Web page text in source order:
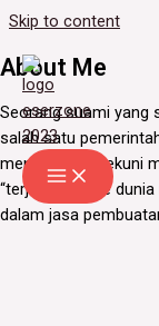
Skip to content
About Me
Seorang suami yang
salah satu
mencoba menekuni
“terjerumus” ke
dalam jasa